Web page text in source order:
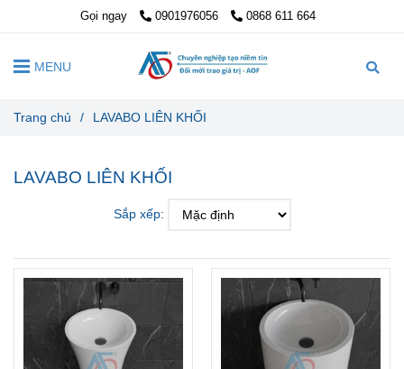
Gọi ngay 0901976056 0868 611 664
MENU
Trang chủ / LAVABO LIÊN KHỐI
LAVABO LIÊN KHỐI
Sắp xếp: